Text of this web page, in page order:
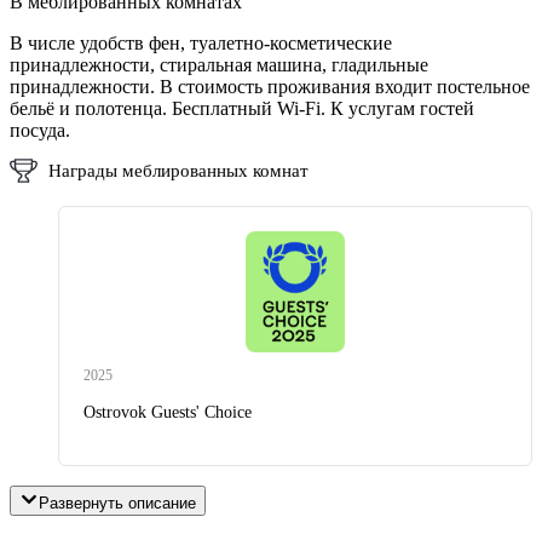
В числе удобств фен, туалетно-косметические
принадлежности, стиральная машина, гладильные
принадлежности. В стоимость проживания входит постельное
бельё и полотенца. Бесплатный Wi-Fi. К услугам гостей
посуда.
Награды меблированныx комнат
2025
Ostrovok Guests' Choice
Развернуть описание